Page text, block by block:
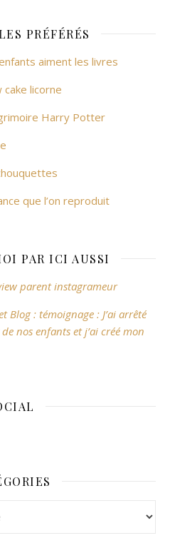
PRÉFÉRÉS
aiment les livres
licorne
Harry Potter
que l’on reproduit
PAR ICI AUSSI
parent instagrameur
Blog : témoignage : J’ai arrêté
nos enfants et j’ai créé mon
sur Facebook
sur